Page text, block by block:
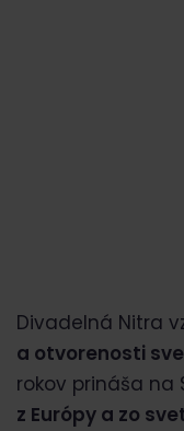
Divadelná Nitra
a otvorenosti
rokov prináša na
z Európy a zo